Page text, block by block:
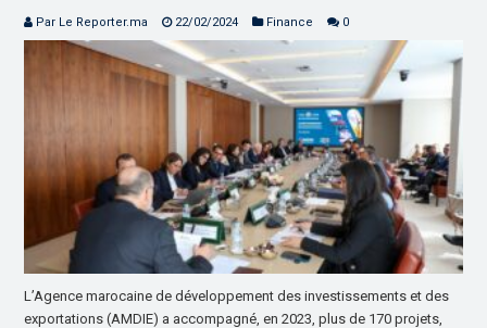
Par Le Reporter.ma 22/02/2024 Finance 0
L’Agence marocaine de développement des investissements et des
exportations (AMDIE) a accompagné, en 2023, plus de 170 projets,